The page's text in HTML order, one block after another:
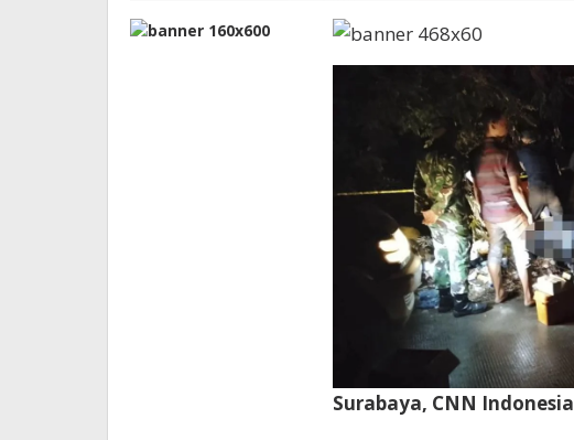
Surabaya, CNN Indonesia